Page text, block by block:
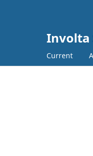
Involta
Current